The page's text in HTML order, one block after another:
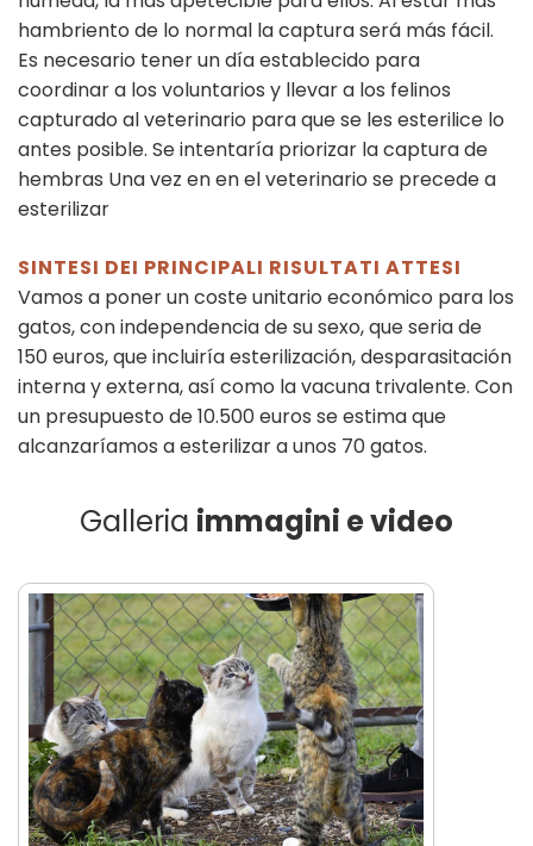
hambriento de lo normal la captura será más fácil.
Es necesario tener un día establecido para
coordinar a los voluntarios y llevar a los felinos
capturado al veterinario para que se les esterilice lo
antes posible. Se intentaría priorizar la captura de
hembras Una vez en en el veterinario se precede a
esterilizar
SINTESI DEI PRINCIPALI RISULTATI ATTESI
Vamos a poner un coste unitario económico para los
gatos, con independencia de su sexo, que seria de
150 euros, que incluiría esterilización, desparasitación
interna y externa, así como la vacuna trivalente. Con
un presupuesto de 10.500 euros se estima que
alcanzaríamos a esterilizar a unos 70 gatos.
Galleria immagini e video